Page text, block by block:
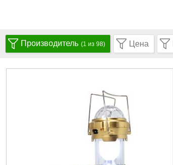
Производитель (1 из 98) Цена